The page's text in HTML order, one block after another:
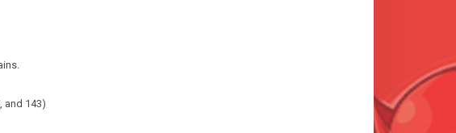
and 143)